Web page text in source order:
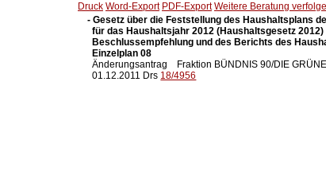
Druck Word-Export PDF-Export Weitere Beratung
- Gesetz über die Feststellung des Haushaltsplans
für das Haushaltsjahr 2012 (Haushaltsgesetz
Beschlussempfehlung und des Berichts des
  Einzelplan 08
Änderungsantrag    Fraktion BÜNDNIS 90/DIE
  01.12.2011 Drs
18/4956